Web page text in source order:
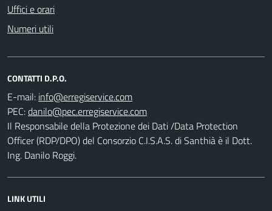
Uffici e orari
Numeri utili
CONTATTI D.P.O.
E-mail:
PEC:
Il Responsabile della Protezione dei Dati /Data Protection
Officer (RDP/DPO) del Consorzio C.I.S.A.S. di Santhià è il Dott.
Ing. Danilo Roggi.
LINK UTILI